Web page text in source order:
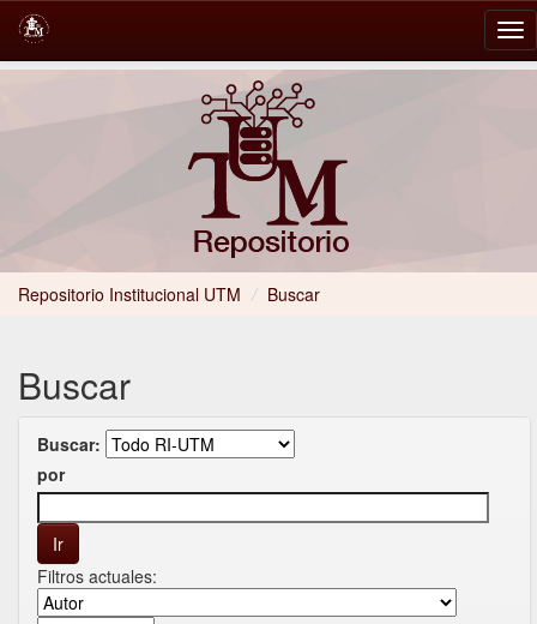
Repositorio Institucional UTM / Buscar
Buscar
Buscar:
por
Filtros actuales: